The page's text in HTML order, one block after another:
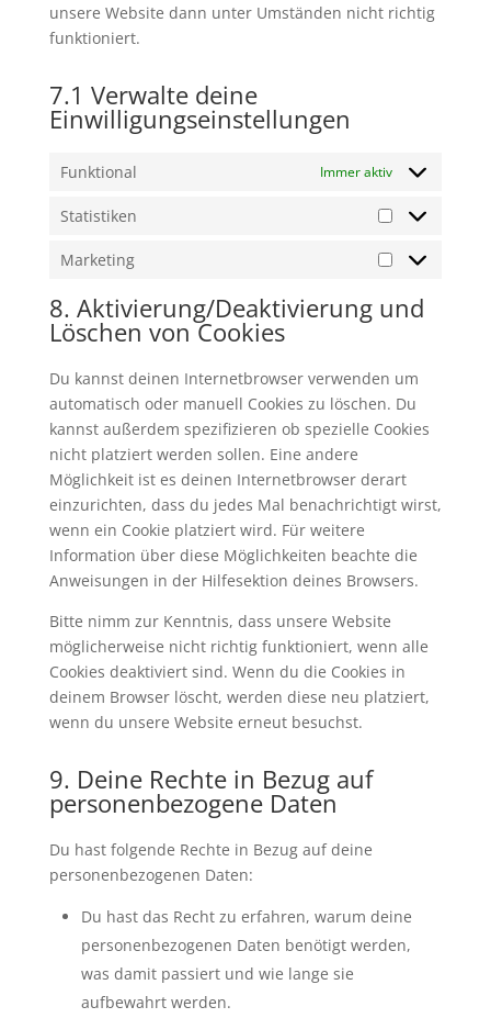
unsere Website dann unter Umständen nicht richtig
funktioniert.
7.1 Verwalte deine
Einwilligungseinstellungen
Funktional Immer aktiv
Statistiken
Statistiken
Marketing
Marketing
8. Aktivierung/Deaktivierung und
Löschen von Cookies
Du kannst deinen Internetbrowser verwenden um
automatisch oder manuell Cookies zu löschen. Du
kannst außerdem spezifizieren ob spezielle Cookies
nicht platziert werden sollen. Eine andere
Möglichkeit ist es deinen Internetbrowser derart
einzurichten, dass du jedes Mal benachrichtigt wirst,
wenn ein Cookie platziert wird. Für weitere
Information über diese Möglichkeiten beachte die
Anweisungen in der Hilfesektion deines Browsers.
Bitte nimm zur Kenntnis, dass unsere Website
möglicherweise nicht richtig funktioniert, wenn alle
Cookies deaktiviert sind. Wenn du die Cookies in
deinem Browser löscht, werden diese neu platziert,
wenn du unsere Website erneut besuchst.
9. Deine Rechte in Bezug auf
personenbezogene Daten
Du hast folgende Rechte in Bezug auf deine
personenbezogenen Daten:
Du hast das Recht zu erfahren, warum deine
personenbezogenen Daten benötigt werden,
was damit passiert und wie lange sie
aufbewahrt werden.